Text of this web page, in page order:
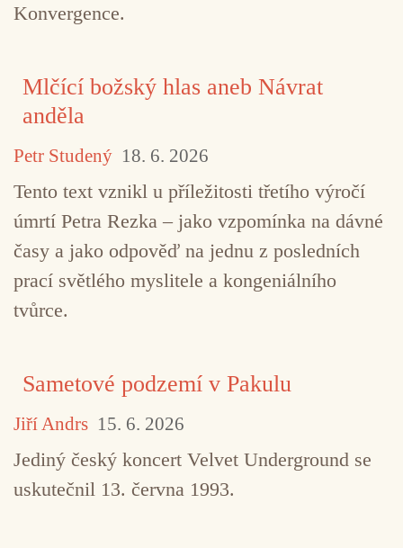
Konvergence.
Mlčící božský hlas aneb Návrat
anděla
Petr Studený 18. 6. 2026
Tento text vznikl u příležitosti třetího výročí
úmrtí Petra Rezka – jako vzpomínka na dávné
časy a jako odpověď na jednu z posledních
prací světlého myslitele a kongeniálního
tvůrce.
Sametové podzemí v Pakulu
Jiří Andrs 15. 6. 2026
Jediný český koncert Velvet Underground se
uskutečnil 13. června 1993.